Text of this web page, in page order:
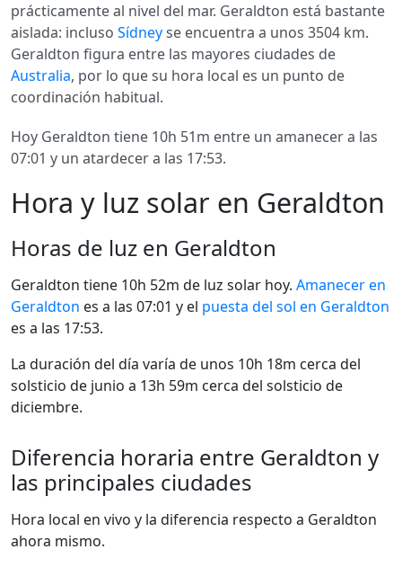
prácticamente al nivel del mar. Geraldton está bastante
aislada: incluso Sídneyse encuentra a unos 3504 km.
Geraldton figura entre las mayores ciudades de
Australia, por lo que su hora local es un punto de
coordinación habitual.
Hoy Geraldton tiene 10h 51m entre un amanecer a las
07:01 y un atardecer a las 17:53.
Hora y luz solar en Geraldton
Horas de luz en Geraldton
Geraldton tiene 10h 52m de luz solar hoy. Amanecer en
Geraldton es a las 07:01 y el puesta del sol en Geraldton
es a las 17:53.
La duración del día varía de unos 10h 18m cerca del
solsticio de junio a 13h 59m cerca del solsticio de
diciembre.
Diferencia horaria entre Geraldton y
las principales ciudades
Hora local en vivo y la diferencia respecto a Geraldton
ahora mismo.